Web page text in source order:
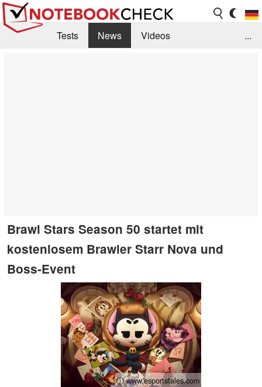
Tests News
Videos
...
Brawl Stars Season 50 startet mit
kostenlosem Brawler Starr Nova und
Boss-Event
ⓘ www.esportstales.com